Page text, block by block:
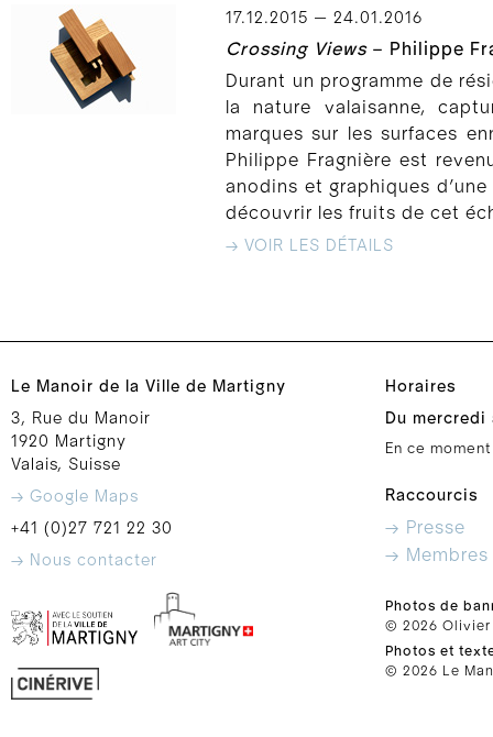
17.12.2015 — 24.01.2016
Crossing Views – Philippe
Durant un programme de
la nature valaisanne,
marques sur les surfaces
Philippe Fragnière est
anodins et graphiques
découvrir les fruits de cet
→ VOIR LES DÉTAILS
Le Manoir de la Ville de Martigny
3, Rue du Manoir
1920 Martigny
Valais, Suisse
→ Google Maps
+41 (0)27 721 22 30
→ Nous contacter
Horaires
Du mercredi
En ce
Raccourcis
→ Presse
→ Membres
Photos de
© 2026 Olivier
Photos et
© 2026 Le